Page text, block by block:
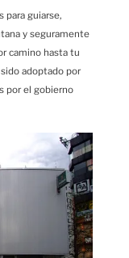
para guiarse,
y seguramente
camino hasta tu
adoptado por
por el gobierno